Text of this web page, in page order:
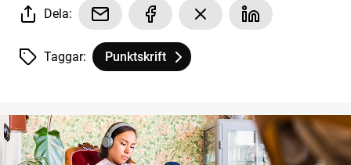
Dela:
Taggar: Tagg
Punktskrift
tillhör
Bengt Troberg berättar